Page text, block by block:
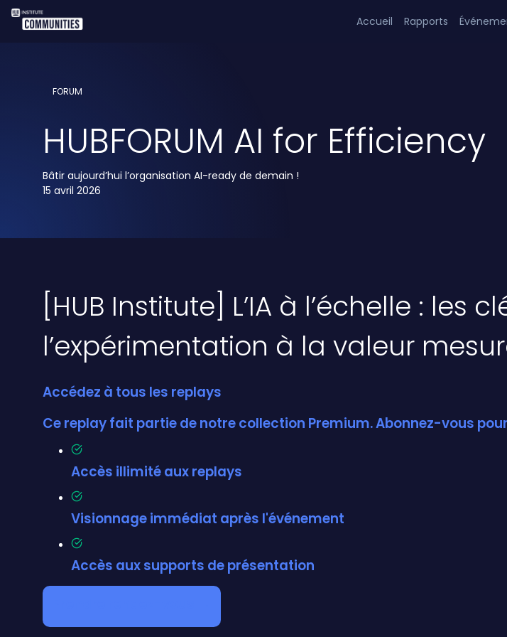
Accueil Rapports
FORUM
HUBFORUM AI for Efficiency
Bâtir aujourd’hui l’organisation AI-ready de demain !
15 avril 2026
[HUB Institute] L’IA à l’échelle : les
l’expérimentation à la valeur
Accédez à tous les replays
Ce replay fait partie de notre collection Premium. Abonnez-vous
Accès illimité aux replays
Visionnage immédiat après l'événement
Accès aux supports de présentation